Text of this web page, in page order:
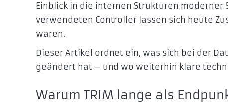
Einblick in die internen Strukturen moderner
verwendeten Controller lassen sich heute
waren.
Dieser Artikel ordnet ein, was sich bei der
geändert hat – und wo weiterhin klare
Warum TRIM lange als